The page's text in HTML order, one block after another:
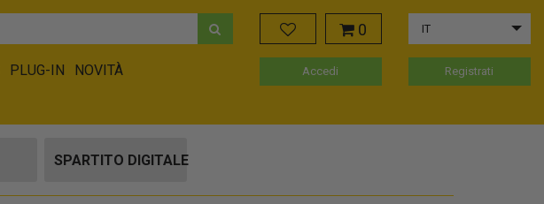
PLUG-IN
NOVITÀ
0 IT
Accedi Registrati
SPARTITO DIGITALE